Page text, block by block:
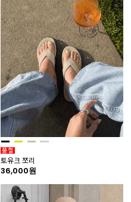
토유크 쪼리
36,000원